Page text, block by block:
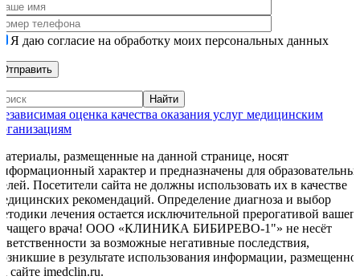
Я даю согласие на обработку моих персональных данных
оценка качества оказания услуг медицинским
размещенные на данной странице, носят
характер и предназначены для
Посетители сайта не должны использовать их в качестве
рекомендаций. Определение диагноза и выбор
лечения остается исключительной прерогативой
врача! ООО «КЛИНИКА БИБИРЕВО-1"» не несёт
за возможные негативные последствия,
в результате использования информации,
сайте imedclin.ru.